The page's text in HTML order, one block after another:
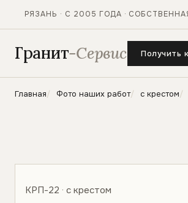
РЯЗАНЬ · С 2005 ГОДА ·
Гранит-Сервис Получить
Главная Фото наших работ с крестом
КРП-22 · с крестом